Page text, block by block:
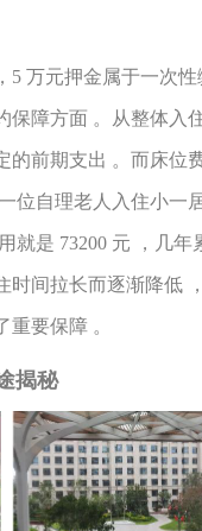
5 万元押金属于一次
保障方面 。从整体入
前期支出 。而床位
位自理老人入住小一
就是 73200 元 ，几年
时间拉长而逐渐降低
重要保障 。
揭秘